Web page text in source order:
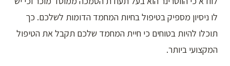
לו ניסיון מספיק בטיפול בחיות המחמד הדומות לשלכם. כך
תוכלו להיות בטוחים כי חיית המחמד שלכם תקבל את הטיפול
המקצועי ביותר.